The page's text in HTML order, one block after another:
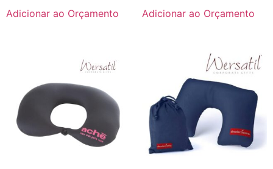
Adicionar ao Orçamento Adicionar ao Orçamento